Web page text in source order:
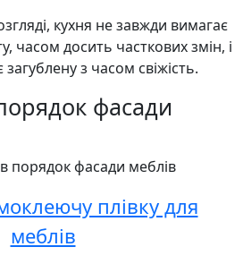
кухня не завжди вимагає
часом досить часткових змін, і
з часом свіжість.
фасади
плівку для
меблів